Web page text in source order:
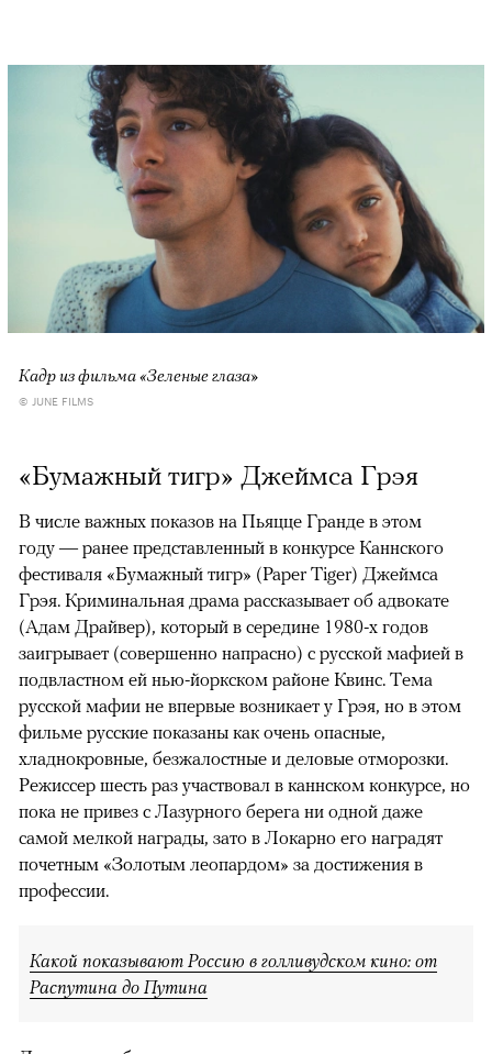
Кадр из фильма «Зеленые глаза»
© JUNE FILMS
«Бумажный тигр» Джеймса Грэя
В числе важных показов на Пьяцце Гранде в этом
году — ранее представленный в конкурсе Каннского
фестиваля «Бумажный тигр» (Paper Tiger) Джеймса
Грэя. Криминальная драма рассказывает об адвокате
(Адам Драйвер), который в середине 1980-х годов
заигрывает (совершенно напрасно) с русской мафией в
подвластном ей нью-йоркском районе Квинс. Тема
русской мафии не впервые возникает у Грэя, но в этом
фильме русские показаны как очень опасные,
хладнокровные, безжалостные и деловые отморозки.
Режиссер шесть раз участвовал в каннском конкурсе, но
пока не привез с Лазурного берега ни одной даже
самой мелкой награды, зато в Локарно его наградят
почетным «Золотым леопардом» за достижения в
профессии.
Какой показывают Россию в голливудском кино: от
Распутина до Путина